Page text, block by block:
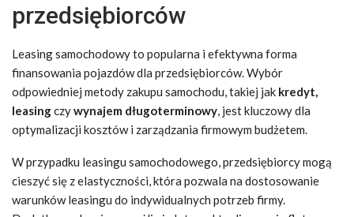
przedsiębiorców
Leasing samochodowy to popularna i efektywna forma
finansowania pojazdów dla przedsiębiorców. Wybór
odpowiedniej metody zakupu samochodu, takiej jak kredyt,
leasingczywynajem długoterminowy, jest kluczowy dla
optymalizacji kosztów i zarządzania firmowym budżetem.
W przypadku leasingu samochodowego, przedsiębiorcy mogą
cieszyć się z elastyczności, która pozwala na dostosowanie
warunków leasingu do indywidualnych potrzeb firmy.